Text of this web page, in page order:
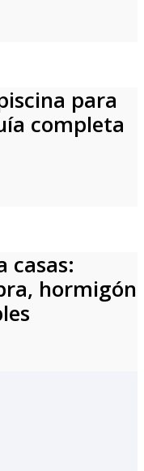
para
completa
casas:
hormigón